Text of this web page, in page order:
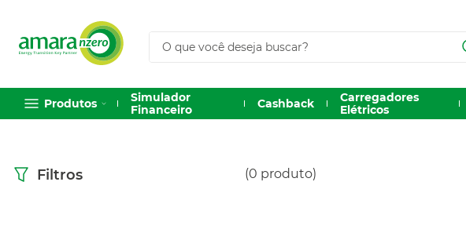
Produtos
Simulador
Financeiro
Cashback
Carregadores
Elétricos
Filtros 0 produto